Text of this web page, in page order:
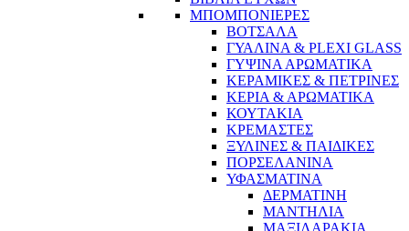
ΜΠΟΜΠΟΝΙΕΡΕΣ
ΒΟΤΣΑΛΑ
ΓΥΑΛΙΝΑ & PLEXI GLASS
ΓΥΨΙΝΑ ΑΡΩΜΑΤΙΚΑ
ΚΕΡΑΜΙΚΕΣ & ΠΕΤΡΙΝΕΣ
ΚΕΡΙΑ & ΑΡΩΜΑΤΙΚΑ
ΚΟΥΤΑΚΙΑ
ΚΡΕΜΑΣΤΕΣ
ΞΥΛΙΝΕΣ & ΠΑΙΔΙΚΕΣ
ΠΟΡΣΕΛΑΝΙΝΑ
ΥΦΑΣΜΑΤΙΝA
ΔΕΡΜΑΤΙΝΗ
ΜΑΝΤΗΛΙΑ
ΜΑΞΙΛΑΡΑΚΙΑ